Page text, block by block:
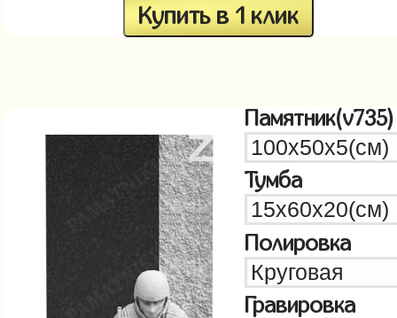
Купить в 1 клик
Памятник(v735)
Тумба
Полировка
Гравировка